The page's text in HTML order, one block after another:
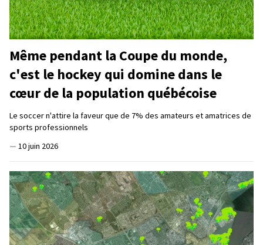
Même pendant la Coupe du monde,
c'est le hockey qui domine dans le
cœur de la population québécoise
Le soccer n'attire la faveur que de 7% des amateurs et amatrices de
sports professionnels
— 10 juin 2026